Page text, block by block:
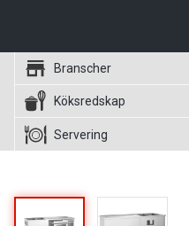
Branscher
Köksredskap
Servering